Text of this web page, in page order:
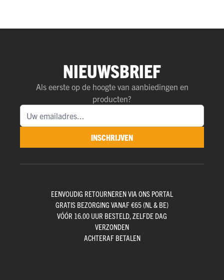
NIEUWSBRIEF
Als eerste op de hoogte van aanbiedingen en
producten?
INSCHRIJVEN
EENVOUDIG RETOURNEREN VIA ONS PORTAL
GRATIS BEZORGING VANAF €65 (NL & BE)
VÓÓR 16.00 UUR BESTELD, ZELFDE DAG
VERZONDEN
ACHTERAF BETALEN